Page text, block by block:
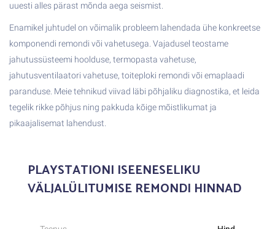
uuesti alles pärast mõnda aega seismist.
Enamikel juhtudel on võimalik probleem lahendada ühe konkreetse
komponendi remondi või vahetusega. Vajadusel teostame
jahutussüsteemi hoolduse, termopasta vahetuse,
jahutusventilaatori vahetuse, toiteploki remondi või emaplaadi
paranduse. Meie tehnikud viivad läbi põhjaliku diagnostika, et leida
tegelik rikke põhjus ning pakkuda kõige mõistlikumat ja
pikaajalisemat lahendust.
PLAYSTATIONI ISEENESELIKU
VÄLJALÜLITUMISE REMONDI HINNAD